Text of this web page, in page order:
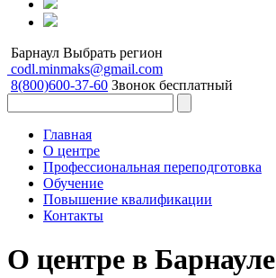
Барнаул Выбрать регион
codl.minmaks@gmail.com
8(800)600-37-60 Звонок бесплатный
Главная
О центре
Профессиональная переподготовка
Обучение
Повышение квалификации
Контакты
О центре в Барнауле